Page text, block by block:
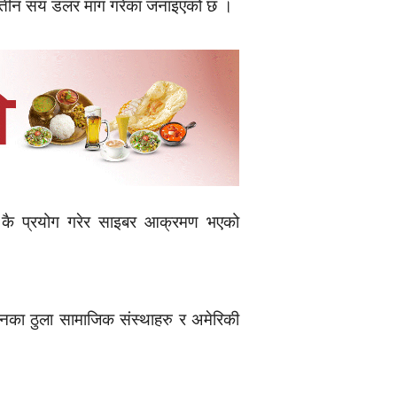
सय डलर माग गरेका जनाइएको छ ।
कै प्रयोग गरेर साइबर आक्रमण भएको
ठुला सामाजिक संस्थाहरु र अमेरिकी